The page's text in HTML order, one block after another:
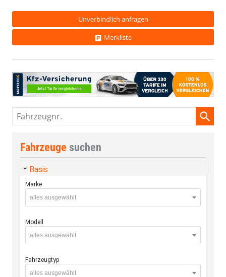
Unverbindlich anfragen
Merkliste
Fahrzeugnr.
Fahrzeuge suchen
Basis
Marke
alles ausgewählt
Modell
alles ausgewählt
Fahrzeugtyp
alles ausgewählt